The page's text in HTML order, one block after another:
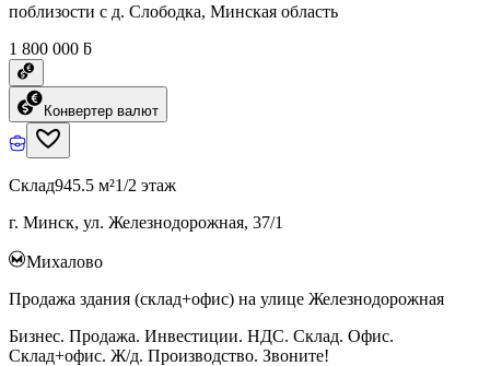
поблизости с д. Слободка, Минская область
1 800 000 ƃ
Конвертер валют
Склад945.5 м²1/2 этаж
г. Минск, ул. Железнодорожная, 37/1
Михалово
Продажа здания (склад+офис) на улице Железнодорожная
Бизнес. Продажа. Инвестиции. НДС. Склад. Офис.
Склад+офис. Ж/д. Производство. Звоните!